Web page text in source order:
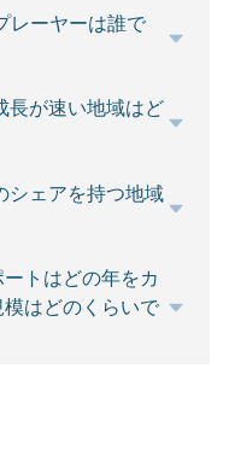
レーヤーは誰で
長が速い地域はど
シェアを持つ地域
トはどの年をカ
はどのくらいで